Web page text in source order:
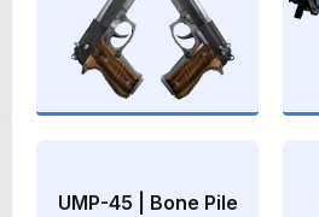
UMP-45 | Bone Pile